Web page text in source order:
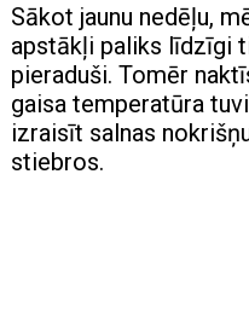
Sākot jaunu nedēļu,
apstākļi paliks līdzīgi
pieraduši. Tomēr
gaisa temperatūra
izraisīt salnas
stiebros.